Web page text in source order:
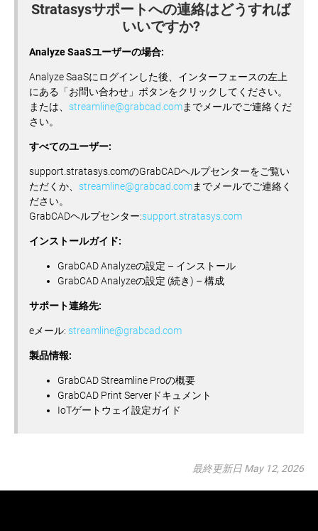
Stratasysサポートへの連絡はどうすれば
いいですか?
Analyze SaaSユーザーの場合:
Analyze SaaSにログインした後、インターフェースの左上
にある「お問い合わせ」ボタンをクリックしてください。
または、 streamline@grabcad.comまでメールでご連絡くだ
さい。
すべてのユーザー:
support.stratasys.comのGrabCADヘルプセンターをご覧い
ただくか、 streamline@grabcad.comまでメールでご連絡く
ださい。
GrabCADヘルプセンター:support.stratasys.com
インストールガイド:
GrabCAD Analyzeの設定 – インストール
GrabCAD Analyzeの設定 (続き) – 構成
サポート連絡先:
eメール: streamline@grabcad.com
製品情報:
GrabCAD Streamline Proの概要
GrabCAD Print Serverドキュメント
IoTゲートウェイ設定ガイド
最終更新日 May 12, 2026